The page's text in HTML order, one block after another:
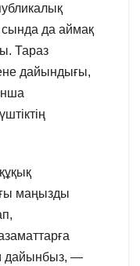
да аймақ
Тараз
дайындығы,
маңызды
дайынбыз, —